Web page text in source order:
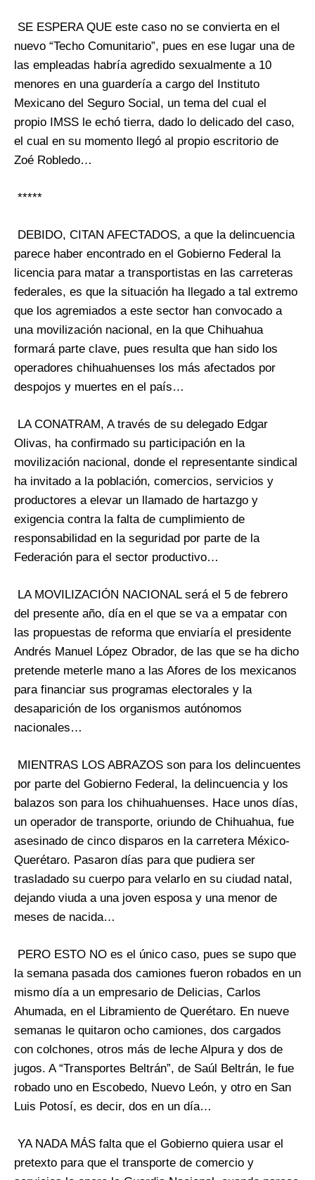
SE ESPERA QUE este caso no se convierta en el
nuevo “Techo Comunitario”, pues en ese lugar una de
las empleadas habría agredido sexualmente a 10
menores en una guardería a cargo del Instituto
Mexicano del Seguro Social, un tema del cual el
propio IMSS le echó tierra, dado lo delicado del caso,
el cual en su momento llegó al propio escritorio de
Zoé Robledo…
*****
DEBIDO, CITAN AFECTADOS, a que la delincuencia
parece haber encontrado en el Gobierno Federal la
licencia para matar a transportistas en las carreteras
federales, es que la situación ha llegado a tal extremo
que los agremiados a este sector han convocado a
una movilización nacional, en la que Chihuahua
formará parte clave, pues resulta que han sido los
operadores chihuahuenses los más afectados por
despojos y muertes en el país…
LA CONATRAM, A través de su delegado Edgar
Olivas, ha confirmado su participación en la
movilización nacional, donde el representante sindical
ha invitado a la población, comercios, servicios y
productores a elevar un llamado de hartazgo y
exigencia contra la falta de cumplimiento de
responsabilidad en la seguridad por parte de la
Federación para el sector productivo…
LA MOVILIZACIÓN NACIONAL será el 5 de febrero
del presente año, día en el que se va a empatar con
las propuestas de reforma que enviaría el presidente
Andrés Manuel López Obrador, de las que se ha dicho
pretende meterle mano a las Afores de los mexicanos
para financiar sus programas electorales y la
desaparición de los organismos autónomos
nacionales…
MIENTRAS LOS ABRAZOS son para los delincuentes
por parte del Gobierno Federal, la delincuencia y los
balazos son para los chihuahuenses. Hace unos días,
un operador de transporte, oriundo de Chihuahua, fue
asesinado de cinco disparos en la carretera México-
Querétaro. Pasaron días para que pudiera ser
trasladado su cuerpo para velarlo en su ciudad natal,
dejando viuda a una joven esposa y una menor de
meses de nacida…
PERO ESTO NO es el único caso, pues se supo que
la semana pasada dos camiones fueron robados en un
mismo día a un empresario de Delicias, Carlos
Ahumada, en el Libramiento de Querétaro. En nueve
semanas le quitaron ocho camiones, dos cargados
con colchones, otros más de leche Alpura y dos de
jugos. A “Transportes Beltrán”, de Saúl Beltrán, le fue
robado uno en Escobedo, Nuevo León, y otro en San
Luis Potosí, es decir, dos en un día…
YA NADA MÁS falta que el Gobierno quiera usar el
pretexto para que el transporte de comercio y